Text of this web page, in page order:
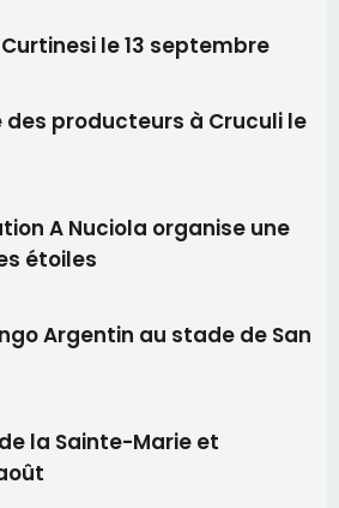
le 13 septembre
des producteurs à Cruculi le
A Nuciola organise une
étoiles
Argentin au stade de San
la Sainte-Marie et